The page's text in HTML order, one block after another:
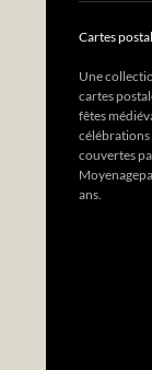
Cartes
Une
cartes
fêtes
couvertes
ans.